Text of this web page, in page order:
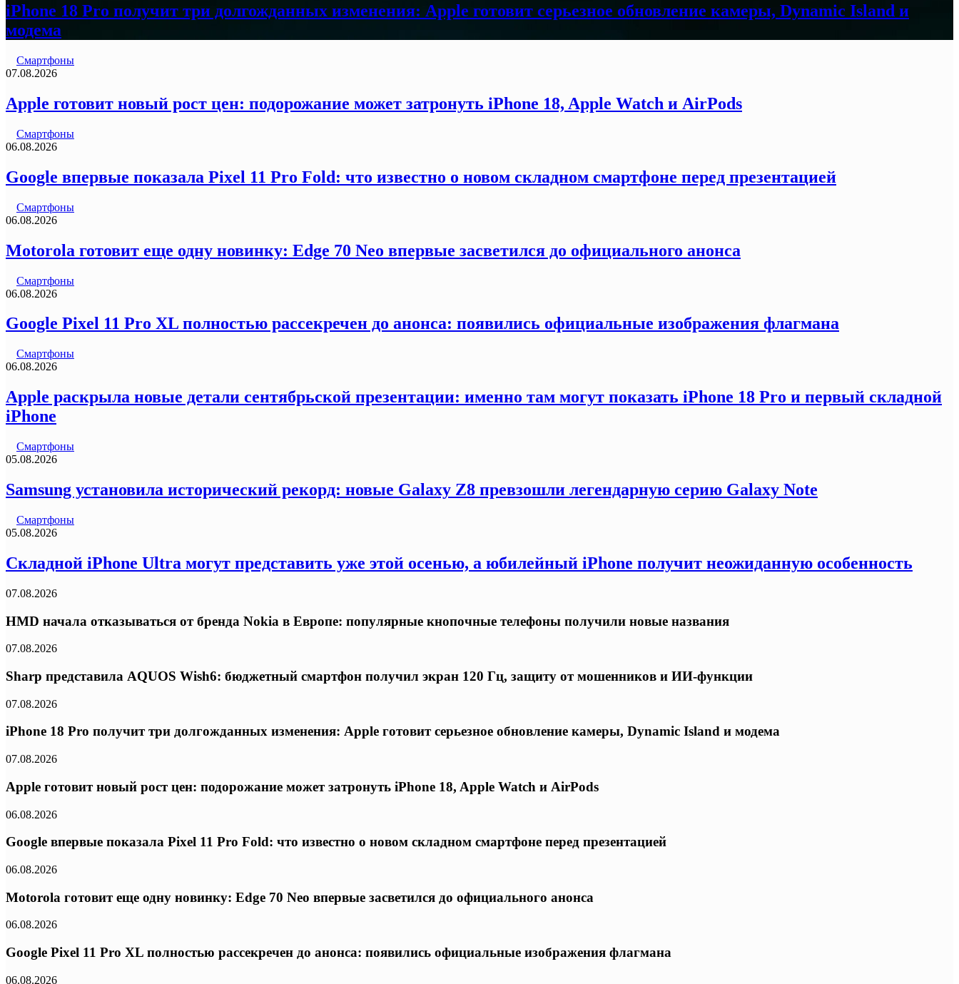
iPhone 18 Pro получит три долгожданных изменения: Apple готовит серьезное обновление камеры, Dynamic Island и
модема
Смартфоны
07.08.2026
Apple готовит новый рост цен: подорожание может затронуть iPhone 18, Apple Watch и AirPods
Смартфоны
06.08.2026
Google впервые показала Pixel 11 Pro Fold: что известно о новом складном смартфоне перед презентацией
Смартфоны
06.08.2026
Motorola готовит еще одну новинку: Edge 70 Neo впервые засветился до официального анонса
Смартфоны
06.08.2026
Google Pixel 11 Pro XL полностью рассекречен до анонса: появились официальные изображения флагмана
Смартфоны
06.08.2026
Apple раскрыла новые детали сентябрьской презентации: именно там могут показать iPhone 18 Pro и первый складной
iPhone
Смартфоны
05.08.2026
Samsung установила исторический рекорд: новые Galaxy Z8 превзошли легендарную серию Galaxy Note
Смартфоны
05.08.2026
Складной iPhone Ultra могут представить уже этой осенью, а юбилейный iPhone получит неожиданную особенность
07.08.2026
HMD начала отказываться от бренда Nokia в Европе: популярные кнопочные телефоны получили новые названия
07.08.2026
Sharp представила AQUOS Wish6: бюджетный смартфон получил экран 120 Гц, защиту от мошенников и ИИ-функции
07.08.2026
iPhone 18 Pro получит три долгожданных изменения: Apple готовит серьезное обновление камеры, Dynamic Island и модема
07.08.2026
Apple готовит новый рост цен: подорожание может затронуть iPhone 18, Apple Watch и AirPods
06.08.2026
Google впервые показала Pixel 11 Pro Fold: что известно о новом складном смартфоне перед презентацией
06.08.2026
Motorola готовит еще одну новинку: Edge 70 Neo впервые засветился до официального анонса
06.08.2026
Google Pixel 11 Pro XL полностью рассекречен до анонса: появились официальные изображения флагмана
06.08.2026